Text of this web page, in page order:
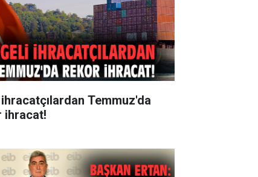
Temmuz'da
ihracat!